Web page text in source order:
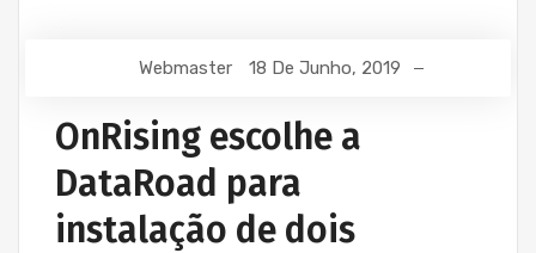
Webmaster 18 De Junho, 2019
OnRising escolhe a
DataRoad para
instalação de dois